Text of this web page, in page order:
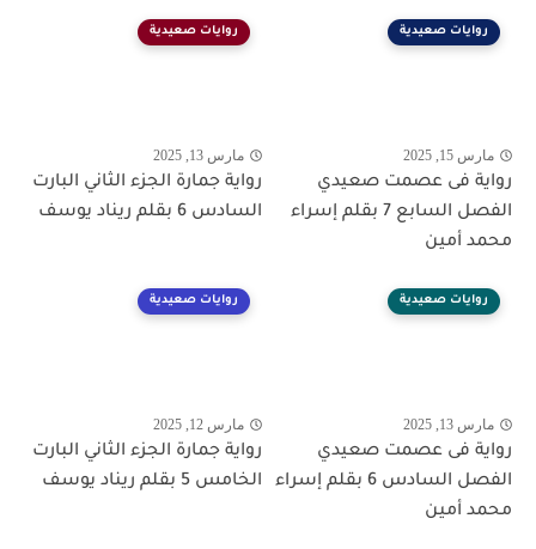
روايات صعيدية
مارس 15, 2025
رواية فى عصمت صعيدي
الفصل السابع 7 بقلم إسراء
محمد أمين
روايات صعيدية
مارس 13, 2025
رواية جمارة الجزء الثاني البارت
السادس 6 بقلم ريناد يوسف
روايات صعيدية
مارس 13, 2025
رواية فى عصمت صعيدي
الفصل السادس 6 بقلم إسراء
محمد أمين
روايات صعيدية
مارس 12, 2025
رواية جمارة الجزء الثاني البارت
الخامس 5 بقلم ريناد يوسف